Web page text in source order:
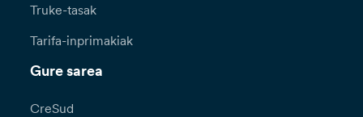
Truke-tasak
Tarifa-inprimakiak
Gure sarea
CreSud